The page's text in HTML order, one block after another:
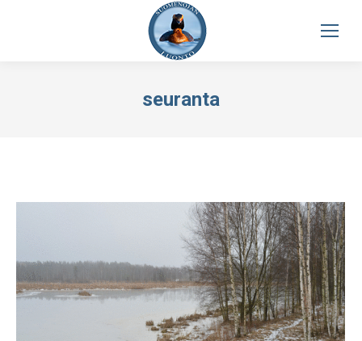
seuranta